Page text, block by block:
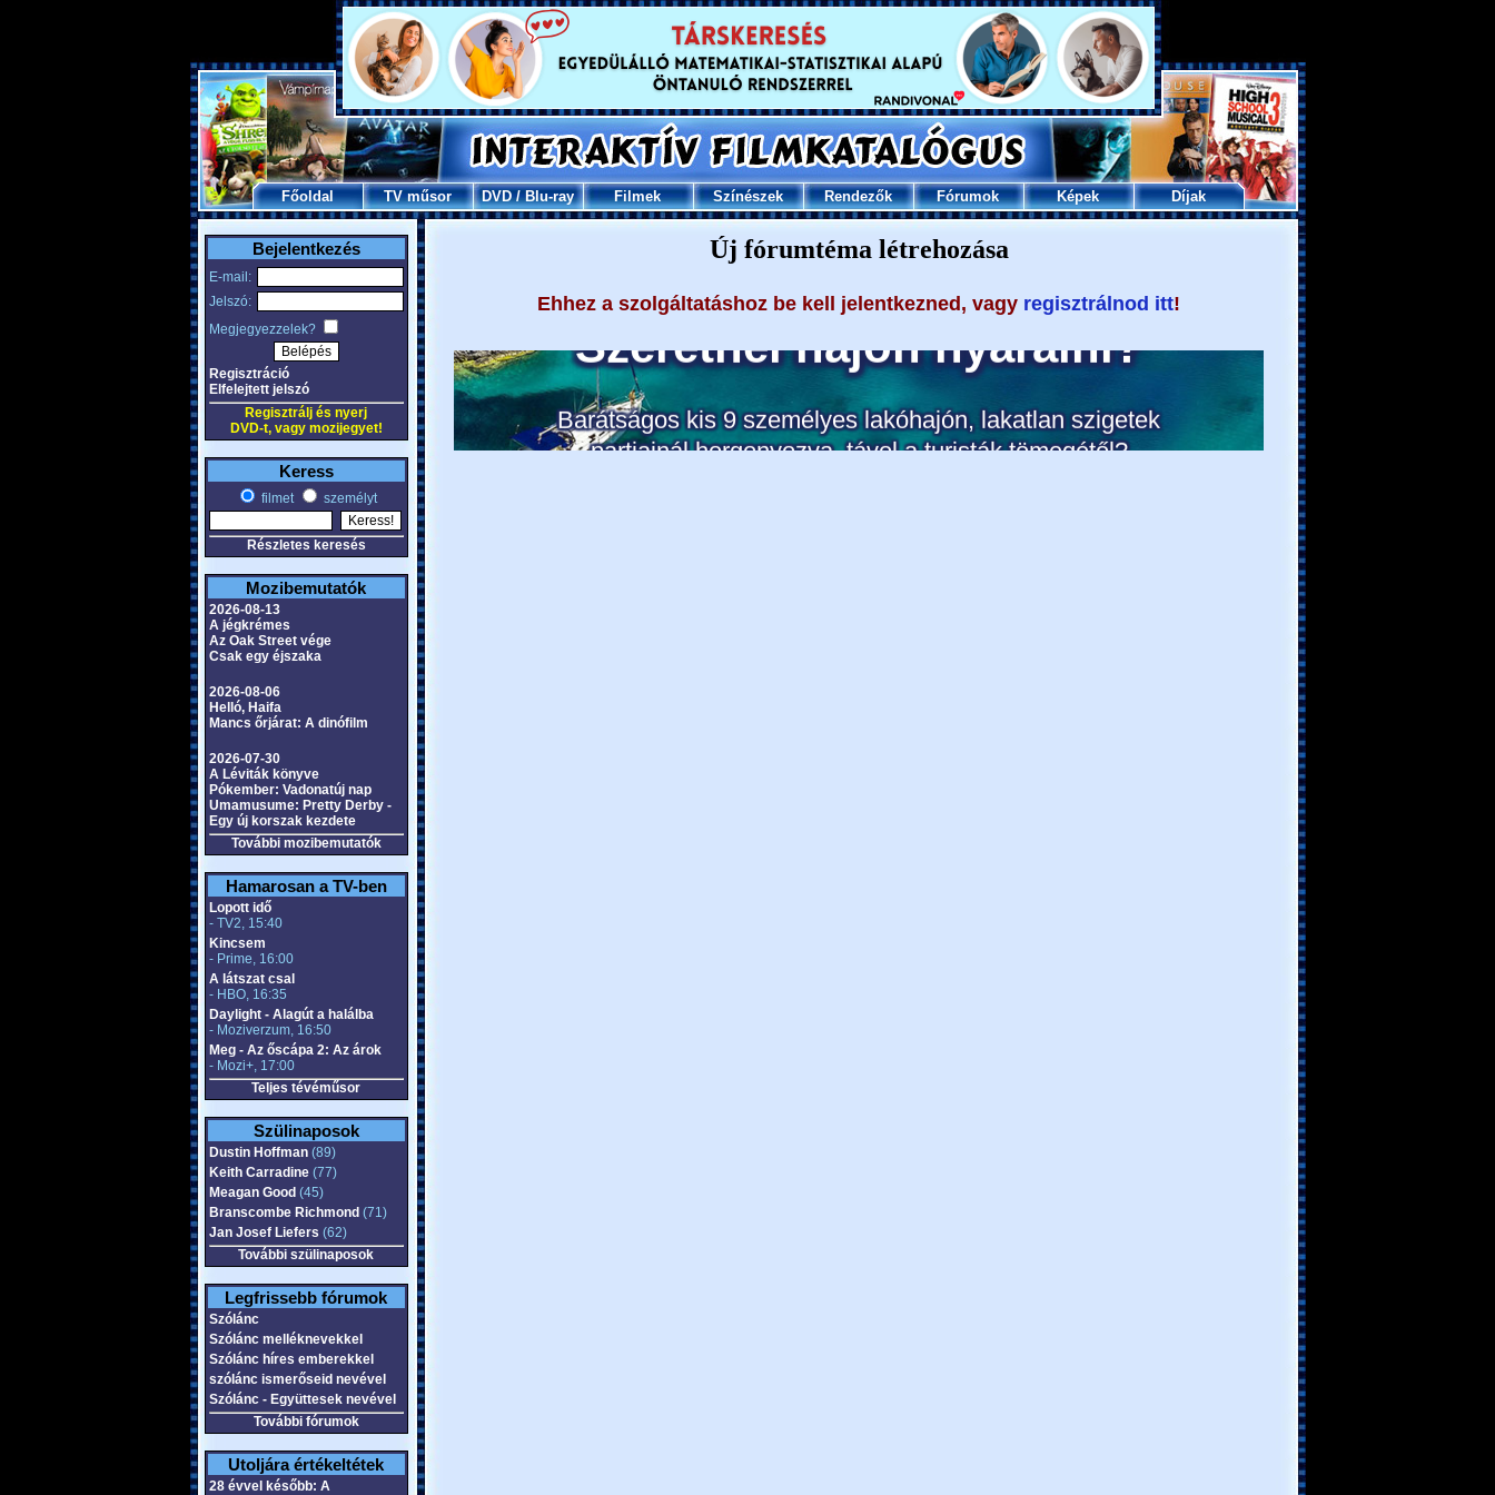
Főoldal TV műsor DVD/Blu-ray Filmek Színészek Rendezők Fórumok Képek Díjak
Bejelentkezés
E-mail:
Jelszó:
Megjegyezzelek?
Regisztráció
Elfelejtett jelszó
Regisztrálj és nyerj
DVD-t, vagy mozijegyet!
Keress
filmet személyt
Részletes keresés
Mozibemutatók
2026-08-13
A jégkrémes
Az Oak Street vége
Csak egy éjszaka
2026-08-06
Helló, Haifa
Mancs őrjárat: A dinófilm
2026-07-30
A Léviták könyve
Pókember: Vadonatúj nap
Umamusume: Pretty Derby -
Egy új korszak kezdete
További mozibemutatók
Hamarosan a TV-ben
Lopott idő
- TV2, 15:40
Kincsem
- Prime, 16:00
A látszat csal
- HBO, 16:35
Daylight - Alagút a halálba
- Moziverzum, 16:50
Meg - Az őscápa 2: Az árok
- Mozi+, 17:00
Teljes tévéműsor
Szülinaposok
Dustin Hoffman(89)
Keith Carradine(77)
Meagan Good (45)
Branscombe Richmond (71)
Jan Josef Liefers (62)
További szülinaposok
Legfrissebb fórumok
Szólánc
Szólánc melléknevekkel
Szólánc híres emberekkel
szólánc ismerőseid nevével
Szólánc - Együttesek nevével
További fórumok
Utoljára értékeltétek
28 évvel később: A
Új fórumtéma létrehozása
Ehhez a szolgáltatáshoz be kell jelentkezned, vagy regisztrálnod itt!